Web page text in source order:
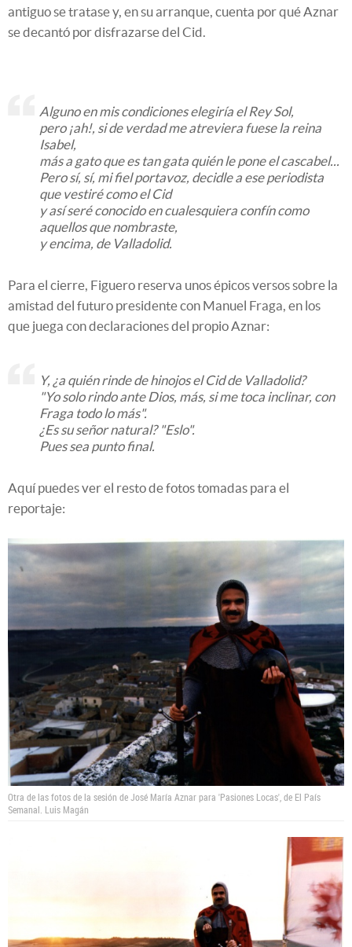
antiguo se tratase y, en su arranque, cuenta por qué Aznar
se decantó por disfrazarse del Cid.
Alguno en mis condiciones elegiría el Rey Sol,
pero ¡ah!, si de verdad me atreviera fuese la reina
Isabel,
más a gato que es tan gata quién le pone el cascabel...
Pero sí, sí, mi fiel portavoz, decidle a ese periodista
que vestiré como el Cid
y así seré conocido en cualesquiera confín como
aquellos que nombraste,
y encima, de Valladolid.
Para el cierre, Figuero reserva unos épicos versos sobre la
amistad del futuro presidente con Manuel Fraga, en los
que juega con declaraciones del propio Aznar:
Y, ¿a quién rinde de hinojos el Cid de Valladolid?
"Yo solo rindo ante Dios, más, si me toca inclinar, con
Fraga todo lo más".
¿Es su señor natural? "Eslo".
Pues sea punto final.
Aquí puedes ver el resto de fotos tomadas para el
reportaje:
Otra de las fotos de la sesión de José María Aznar para 'Pasiones Locas', de El País
Semanal. Luis Magán